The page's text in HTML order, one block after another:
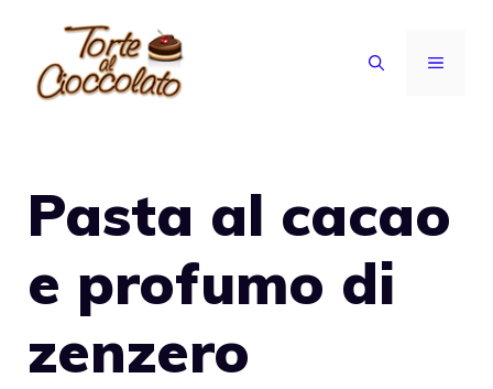
contenuto
MENU
Pasta al cacao
e profumo di
zenzero